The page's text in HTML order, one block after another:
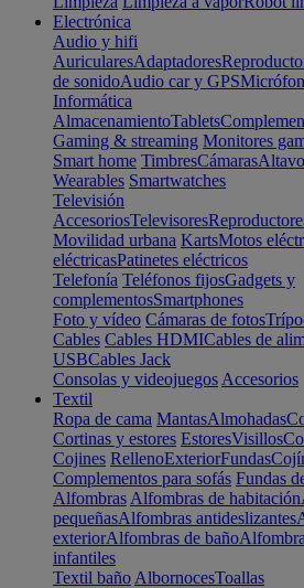
Electrónica
Audio y hifi
AuricularesAdaptadores
de sonidoAudio car y GPS
Informática
AlmacenamientoTablets
Gaming & streaming Monitores
Smart home TimbresCámaras
Wearables Smartwatches
Televisión
AccesoriosTelevisores
Movilidad urbana KartsMotos
eléctricasPatinetes eléctricos
Telefonía Teléfonos fijosGadgets y
complementosSmartphones
Foto y vídeo Cámaras de fotos
Cables Cables HDMICables de
USBCables Jack
Consolas y videojuegos Accesorios
Textil
Ropa de cama MantasAlmohadas
Cortinas y estores EstoresVisillos
Cojines RellenoExteriorFundas
Complementos para sofás Fundas
Alfombras Alfombras de habitación
pequeñasAlfombras antideslizantes
exteriorAlfombras de baño
infantiles
Textil baño AlbornocesToallas